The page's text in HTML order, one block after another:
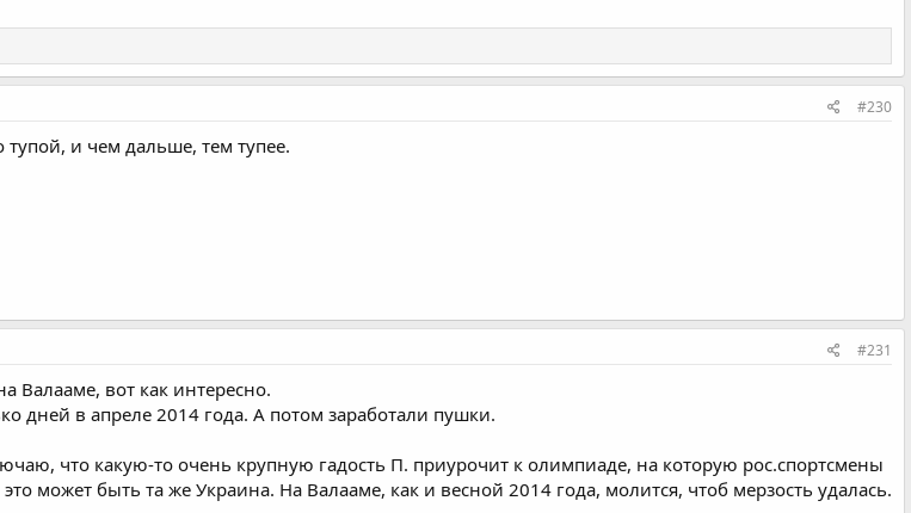
#230
и чем дальше, тем тупее.
#231
Валааме, вот как интересно.
дней в апреле 2014 года. А потом заработали пушки.
что какую-то очень крупную гадость П. приурочит к олимпиаде, на которую рос.спортсмены
может быть та же Украина. На Валааме, как и весной 2014 года, молится, чтоб мерзость удалась.